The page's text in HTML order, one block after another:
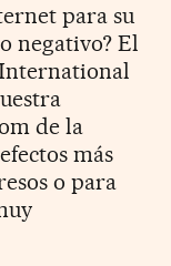
para su
negativo? El
de la
más
o para